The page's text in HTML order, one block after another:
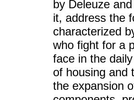
by Deleuze
it, address the
characterized
who fight for a
face in the
of housing and
the expansion